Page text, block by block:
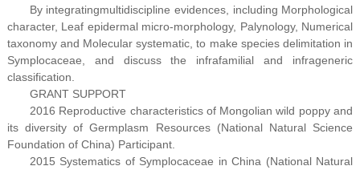
By integratingmultidiscipline evidences, including Morphological
character, Leaf epidermal micro-morphology, Palynology, Numerical
taxonomy and Molecular systematic, to make species delimitation in
Symplocaceae, and discuss the infrafamilial and infrageneric
classification.
GRANT SUPPORT
2016 Reproductive characteristics of Mongolian wild poppy and
its diversity of Germplasm Resources (National Natural Science
Foundation of China) Participant.
2015 Systematics of Symplocaceae in China (National Natural